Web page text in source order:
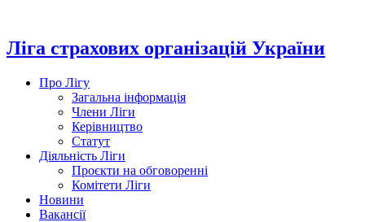
вмісту
Ліга страхових організацій України
Про Лігу
Загальна інформація
Члени Ліги
Керівництво
Статут
Діяльність Ліги
Проєкти на обговоренні
Комітети Ліги
Новини
Вакансії